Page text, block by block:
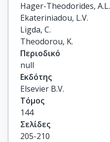
Hager-Theodorides, A.L.
Ekateriniadou, L.V.
Ligda, C.
Theodorou, K.
Περιοδικό
null
Εκδότης
Elsevier B.V.
Τόμος
144
Σελίδες
205-210